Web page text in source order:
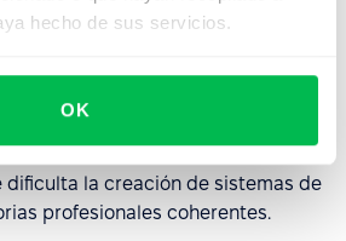
hecho de sus servicios.
OK
.
pero no refleja la cultura
de rol o el contexto estratégico.
dificulta la creación de sistemas de
profesionales coherentes.